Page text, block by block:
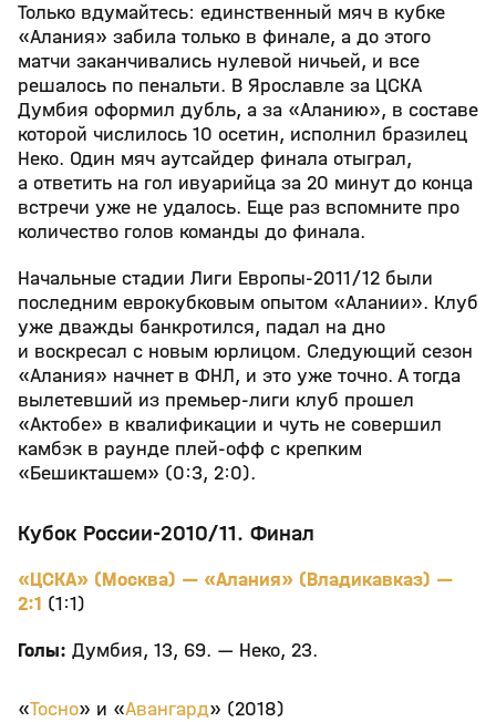
Только вдумайтесь: единственный мяч в кубке
«Алания» забила только в финале, а до этого
матчи заканчивались нулевой ничьей, и все
решалось по пенальти. В Ярославле за ЦСКА
Думбия оформил дубль, а за «Аланию», в составе
которой числилось 10 осетин, исполнил бразилец
Неко. Один мяч аутсайдер финала отыграл,
а ответить на гол ивуарийца за 20 минут до конца
встречи уже не удалось. Еще раз вспомните про
количество голов команды до финала.
Начальные стадии Лиги Европы-2011/12 были
последним еврокубковым опытом «Алании». Клуб
уже дважды банкротился, падал на дно
и воскресал с новым юрлицом. Следующий сезон
«Алания» начнет в ФНЛ, и это уже точно. А тогда
вылетевший из премьер-лиги клуб прошел
«Актобе» в квалификации и чуть не совершил
камбэк в раунде плей-офф с крепким
«Бешикташем» (0:3, 2:0).
Кубок России-2010/11. Финал
«ЦСКА» (Москва) — «Алания» (Владикавказ) —
2:1 (1:1)
Голы: Думбия, 13, 69. — Неко, 23.
«Тосно» и «Авангард» (2018)